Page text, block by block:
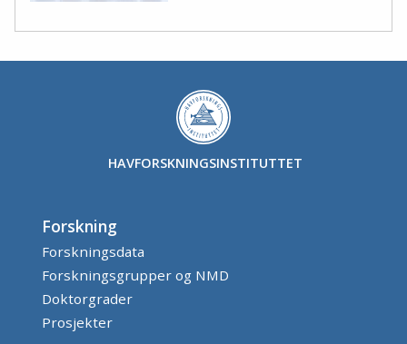
HAVFORSKNINGSINSTITUTTET
Forskning
Forskningsdata
Forskningsgrupper og NMD
Doktorgrader
Prosjekter